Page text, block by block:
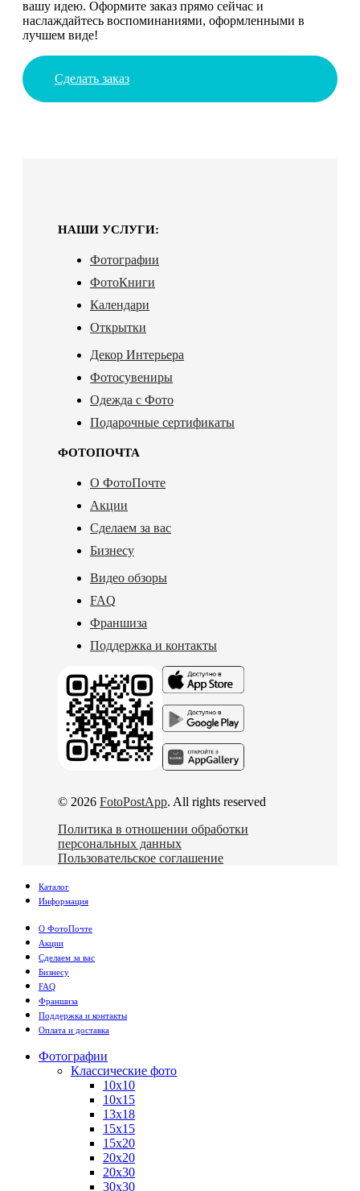
вашу идею. Оформите заказ прямо сейчас и
наслаждайтесь воспоминаниями, оформленными в
лучшем виде!
Сделать заказ
НАШИ УСЛУГИ:
Фотографии
ФотоКниги
Календари
Открытки
Декор Интерьера
Фотосувениры
Одежда с Фото
Подарочные сертификаты
ФОТОПОЧТА
О ФотоПочте
Акции
Сделаем за вас
Бизнесу
Видео обзоры
FAQ
Франшиза
Поддержка и контакты
© 2026 FotoPostApp. All rights reserved
Политика в отношении обработки
персональных данных
Пользовательское соглашение
Каталог
Информация
О ФотоПочте
Акции
Сделаем за вас
Бизнесу
FAQ
Франшиза
Поддержка и контакты
Оплата и доставка
Фотографии
Классические фото
10х10
10х15
13х18
15х15
15х20
20х20
20х30
30х30